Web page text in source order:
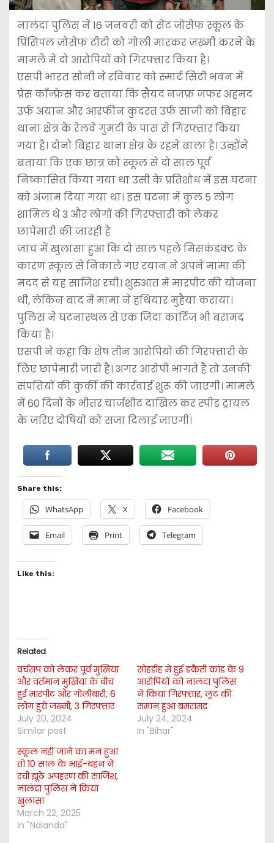
नालंदा पुलिस ने 16 जनवरी को सेंट जोसेफ स्कूल के
प्रिंसिपल जोसेफ टीटी को गोली मारकर जख़्मी करने के
मामले में दो आरोपियों को गिरफ्तार किया है।
एसपी भारत सोनी ने रविवार को स्मार्ट सिटी भवन में
प्रेस कॉन्फ्रेंस कर बताया कि सैयद नजफ़ जफर अहमद
उर्फ अयान और आरफीन कुदरत उर्फ साजी को बिहार
थाना क्षेत्र के रेलवे गुमटी के पास से गिरफ्तार किया
गया है। दोनो बिहार थाना क्षेत्र के रहने बाला है। उन्होंने
बताया कि एक छात्र को स्कूल से दो साल पूर्व
निष्कासित किया गया था उसी के प्रतिशोध में इस घटना
को अंजाम दिया गया था। इस घटना में कुल 5 लोग
शामिल थे 3 और लोगों की गिरफ्तारी को लेकर
छापेमारी की जारही है
जांच में खुलासा हुआ कि दो साल पहले मिसकंडक्ट के
कारण स्कूल से निकाले गए रयान ने अपने मामा की
मदद से यह साजिश रची। शुरुआत में मारपीट की योजना
थी, लेकिन बाद में मामा ने हथियार मुहैया कराया।
पुलिस ने घटनास्थल से एक जिंदा कार्टिज भी बरामद
किया है।
एसपी ने कहा कि शेष तीन आरोपियों की गिरफ्तारी के
लिए छापेमारी जारी है। अगर आरोपी भागते हैं तो उनकी
संपत्तियों की कुर्की की कार्रवाई शुरू की जाएगी। मामले
में 60 दिनों के भीतर चार्जशीट दाखिल कर स्पीड ट्रायल
के जरिए दोषियों को सजा दिलाई जाएगी।
Share this:
WhatsApp X Facebook
Email Print Telegram
Like this:
Related
वर्चसप को लेकर पूर्व मुखिया
और वर्तमान मुखिया के बीच
हुई मारपीट और गोलीबारी, 6
लोग हुये जख़्मी, 3 गिरफ्तार
July 20, 2024
Similar post
सोहडीह में हुई डकैती कांड के 9
आरोपियों को नालंदा पुलिस
ने किया गिरफ्तार, लूट की
समान हुआ बमरामद
July 24, 2024
In "Bihar"
स्कूल नहीं जाने का मन हुआ
तो 10 साल के भाई-बहन ने
रची झूठे अपहरण की साजिश,
नालंदा पुलिस ने किया
खुलासा
March 22, 2025
In "Nalanda"